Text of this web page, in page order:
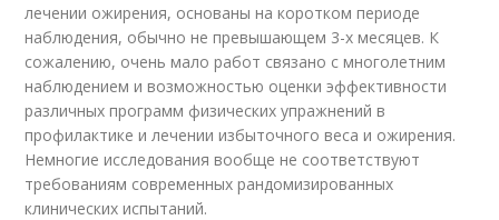
лечении ожирения, основаны на коротком периоде
наблюдения, обычно не превышающем 3-х месяцев. К
сожалению, очень мало работ связано с многолетним
наблюдением и возможностью оценки эффективности
различных программ физических упражнений в
профилактике и лечении избыточного веса и ожирения.
Немногие исследования вообще не соответствуют
требованиям современных рандомизированных
клинических испытаний.